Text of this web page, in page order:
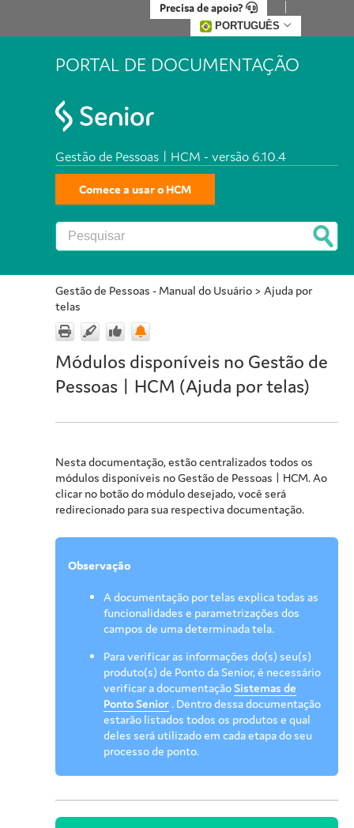
Precisa de apoio?
PORTUGUÊS
PORTAL DE DOCUMENTAÇÃO
Gestão de Pessoas | HCM - versão 6.10.4
Comece a usar o HCM
Gestão de Pessoas - Manual do Usuário > Ajuda por
telas
Módulos disponíveis no Gestão de
Pessoas | HCM (Ajuda por telas)
Nesta documentação, estão centralizados todos os
módulos disponíveis noGestão de Pessoas | HCM. Ao
clicar no botão do módulo desejado, você será
redirecionado para sua respectiva documentação.
Observação
A documentação por telas explica todas as
funcionalidades e parametrizações dos
campos de uma determinada tela.
Para verificar as informações do(s) seu(s)
produto(s) de Ponto da Senior, é necessário
verificar a documentaçãoSistemas de
Ponto Senior . Dentro dessa documentação
estarão listados todos os produtos e qual
deles será utilizado em cada etapa do seu
processo de ponto.